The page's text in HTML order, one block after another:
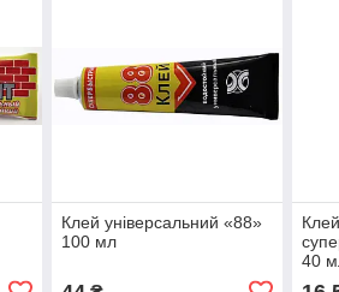
Клей універсальний «88»
100 мл
40